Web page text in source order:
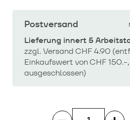
Postversand
Lieferung innert 5
zzgl. Versand CHF 4.90
Einkaufswert von CHF
ausgeschlossen)